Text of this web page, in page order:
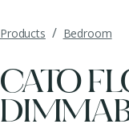
Products / Bedroom
CATO